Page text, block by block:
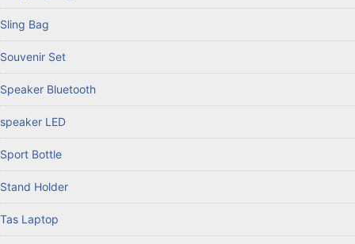
Sling Bag
Souvenir Set
Speaker Bluetooth
speaker LED
Sport Bottle
Stand Holder
Tas Laptop